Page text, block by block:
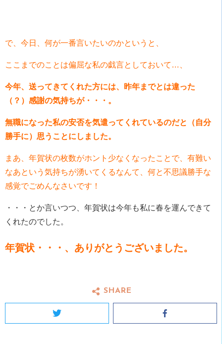
で、今日、何が一番言いたいのかというと、
ここまでのことは偏屈な私の戯言としておいて…、
今年、送ってきてくれた方には、昨年までとは違った
（？）感謝の気持ちが・・・。
無職になった私の安否を気遣ってくれているのだと（自分
勝手に）思うことにしました。
まあ、年賀状の枚数がホント少なくなったことで、有難い
なあという気持ちが湧いてくるなんて、何と不思議勝手な
感覚でごめんなさいです！
・・・とか言いつつ、年賀状は今年も私に春を運んできて
くれたのでした。
年賀状・・・、ありがとうございました。
SHARE
Twitter